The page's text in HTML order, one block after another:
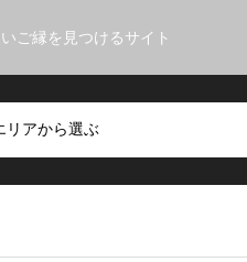
ご縁を見つけるサイト
リアから選ぶ